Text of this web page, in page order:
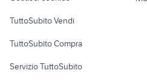
TuttoSubito Vendi
TuttoSubito Compra
Servizio TuttoSubito